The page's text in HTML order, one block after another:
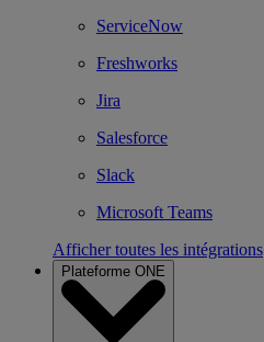
ServiceNow
Freshworks
Jira
Salesforce
Slack
Microsoft Teams
Afficher toutes les intégrations
Plateforme ONE